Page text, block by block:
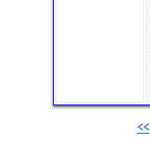
<<